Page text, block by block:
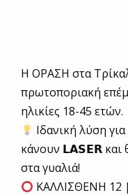
Η ΟΡΑΣΗ στα
πρωτοποριακή
ηλικίες 18-45 ετών.
Ιδανική λύση
κάνουν 𝗟𝗔𝗦𝗘𝗥 και
στα γυαλιά!
ΚΑΛΛΙΣΘΕΝΗ 12